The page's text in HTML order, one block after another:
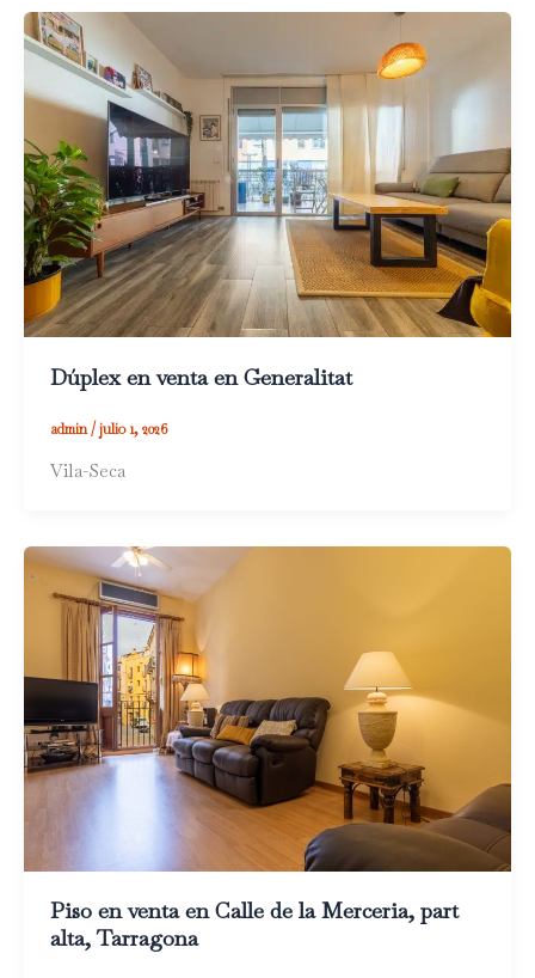
Dúplex en venta en Generalitat
admin/ julio 1, 2026
Vila-Seca
Piso en venta en Calle de la Merceria, part
alta, Tarragona